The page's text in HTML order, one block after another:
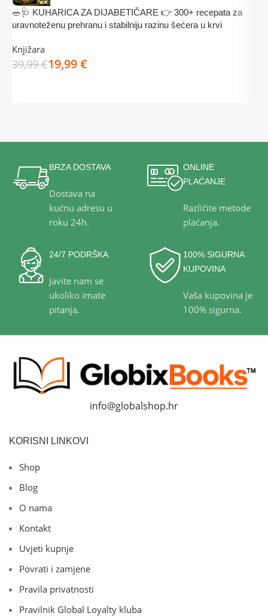
🥗🩺 KUHARICA ZA DIJABETIČARE 👉 300+ recepata za
uravnoteženu prehranu i stabilniju razinu šećera u krvi
Knjižara
39,99€19,99€
BRZA DOSTAVA
Dostava na
kućnu adresu u
roku 24h.
ONLINE
PLAĆANJE
Različite metode
plaćanja.
24/7 PODRŠKA
Javite nam se
ukoliko imate
pitanja.
100% SIGURNA
KUPOVINA
Vaša kupovina je
100% sigurna.
info@globalshop.hr
KORISNI LINKOVI
Shop
Blog
O nama
Kontakt
Uvjeti kupnje
Povrati i zamjene
Pravila privatnosti
Pravilnik Global Loyalty kluba